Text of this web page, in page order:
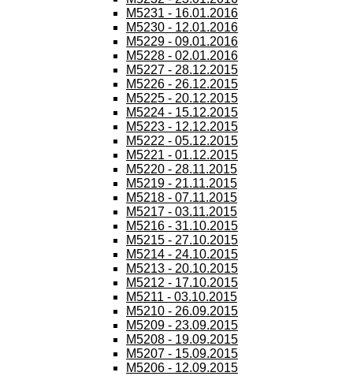
M5231 - 16.01.2016
M5230 - 12.01.2016
M5229 - 09.01.2016
M5228 - 02.01.2016
M5227 - 28.12.2015
M5226 - 26.12.2015
M5225 - 20.12.2015
M5224 - 15.12.2015
M5223 - 12.12.2015
M5222 - 05.12.2015
M5221 - 01.12.2015
M5220 - 28.11.2015
M5219 - 21.11.2015
M5218 - 07.11.2015
M5217 - 03.11.2015
M5216 - 31.10.2015
M5215 - 27.10.2015
M5214 - 24.10.2015
M5213 - 20.10.2015
M5212 - 17.10.2015
M5211 - 03.10.2015
M5210 - 26.09.2015
M5209 - 23.09.2015
M5208 - 19.09.2015
M5207 - 15.09.2015
M5206 - 12.09.2015